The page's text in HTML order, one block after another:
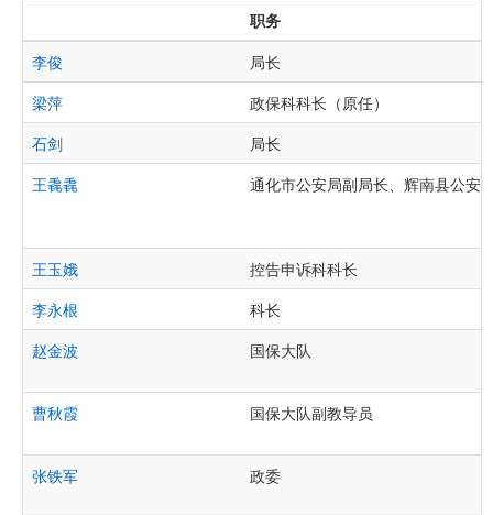
职务
李俊
局长
梁萍
政保科科长（原任）
石剑
局长
王毳毳
通化市公安局副局长、辉南县公安
王玉娥
控告申诉科科长
李永根
科长
赵金波
国保大队
曹秋霞 国保大队副教导员
张铁军 政委